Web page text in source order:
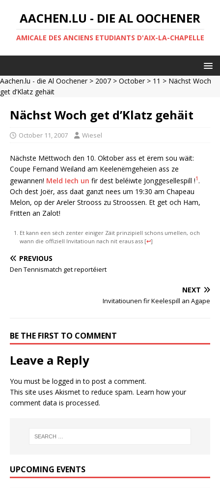
AACHEN.LU - DIE AL OOCHENER
AMICALE DES ANCIENS ETUDIANTS D'AIX-LA-CHAPELLE
Aachen.lu - die Al Oochener> 2007 > October> 11 > Nächst Woch
get d’Klatz gehäit
Nächst Woch get d’Klatz gehäit
October 11, 2007 Wiesel
Nächste Mëttwoch den 10. Oktober ass et ërem sou wäit:
Coupe Fernand Weiland am Keelenëmgeheien ass ze
gewannen! Meld Iech un fir dest beléiwte Jonggesellespill !1 .
Och dest Joër, ass daat ganzt nees um 19:30 am Chapeau
Melon, op der Areler Strooss zu Stroossen. Et get och Ham,
Fritten an Zalot!
Et kann een sëch zenter einiger Zäit prinzipiell schons umellen, och
wann die offiziell Invitatioun nach nit eraus ass [↩]
PREVIOUS
Den Tennismatch get reportéiert
NEXT
Invitatiounen fir Keelespill an Agape
BE THE FIRST TO COMMENT
Leave a Reply
You must be logged in to post a comment.
This site uses Akismet to reduce spam. Learn how your
comment data is processed.
UPCOMING EVENTS